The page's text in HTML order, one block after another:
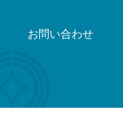
お問い合わせ